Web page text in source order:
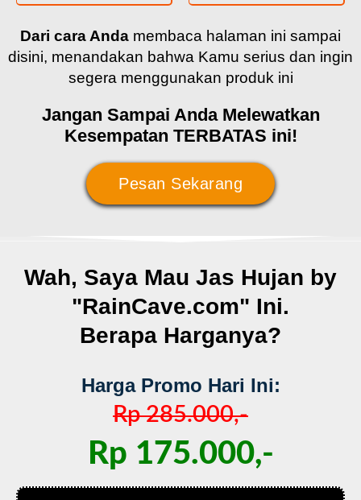
Dari cara Anda membaca halaman ini sampai
disini, menandakan bahwa Kamu serius dan ingin
segera menggunakan produk ini
Jangan Sampai Anda Melewatkan
Kesempatan TERBATAS ini!
Pesan Sekarang
Wah, Saya Mau Jas Hujan by
"RainCave.com" Ini.
Berapa Harganya?
Harga Promo Hari Ini:
Rp 285.000,-
Rp 175.000,-